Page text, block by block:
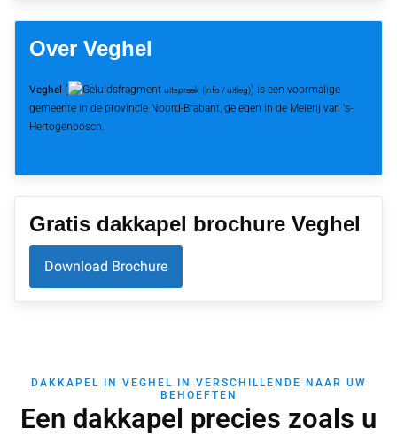
Over Veghel
Veghel ( uitspraak (info / uitleg)) is een voormalige
gemeente in de provincie Noord-Brabant, gelegen in de Meierij van 's-
Hertogenbosch.
Gratis dakkapel brochure Veghel
Download Brochure
DAKKAPEL IN VEGHEL IN VERSCHILLENDE NAAR UW
BEHOEFTEN
Een dakkapel precies zoals u